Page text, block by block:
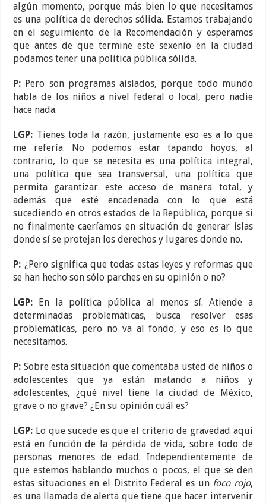
algún momento, porque más bien lo que necesitamos
es una política de derechos sólida. Estamos trabajando
en el seguimiento de la Recomendación y esperamos
que antes de que termine este sexenio en la ciudad
podamos tener una política pública sólida.
P: Pero son programas aislados, porque todo mundo
habla de los niños a nivel federal o local, pero nadie
hace nada.
LGP: Tienes toda la razón, justamente eso es a lo que
me refería. No podemos estar tapando hoyos, al
contrario, lo que se necesita es una política integral,
una política que sea transversal, una política que
permita garantizar este acceso de manera total, y
además que esté encadenada con lo que está
sucediendo en otros estados de la República, porque si
no finalmente caeríamos en situación de generar islas
donde sí se protejan los derechos y lugares donde no.
P: ¿Pero significa que todas estas leyes y reformas que
se han hecho son sólo parches en su opinión o no?
LGP: En la política pública al menos sí. Atiende a
determinadas problemáticas, busca resolver esas
problemáticas, pero no va al fondo, y eso es lo que
necesitamos.
P: Sobre esta situación que comentaba usted de niños o
adolescentes que ya están matando a niños y
adolescentes, ¿qué nivel tiene la ciudad de México,
grave o no grave? ¿En su opinión cuál es?
LGP: Lo que sucede es que el criterio de gravedad aquí
está en función de la pérdida de vida, sobre todo de
personas menores de edad. Independientemente de
que estemos hablando muchos o pocos, el que se den
estas situaciones en el Distrito Federal es un foco rojo,
es una llamada de alerta que tiene que hacer intervenir